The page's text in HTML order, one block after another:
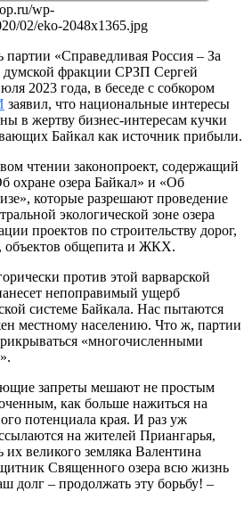
wp-
02/eko-2048x1365.jpg
партии «Справедливая Россия – За
думской фракции СРЗП Сергей
2023 года, в беседе с собкором
заявил, что национальные интересы
в жертву бизнес-интересам кучки
Байкал как источник прибыли.
чтении законопроект, содержащий
охране озера Байкал» и «Об
которые разрешают проведение
экологической зоне озера
проектов по строительству дорог,
объектов общепита и ЖКХ.
против этой варварской
непоправимый ущерб
системе Байкала. Нас пытаются
местному населению. Что ж, партии
«многочисленными
запреты мешают не простым
как больше нажиться на
потенциала края. И раз уж
на жителей Приангарья,
великого земляка Валентина
Священного озера всю жизнь
долг – продолжать эту борьбу! –